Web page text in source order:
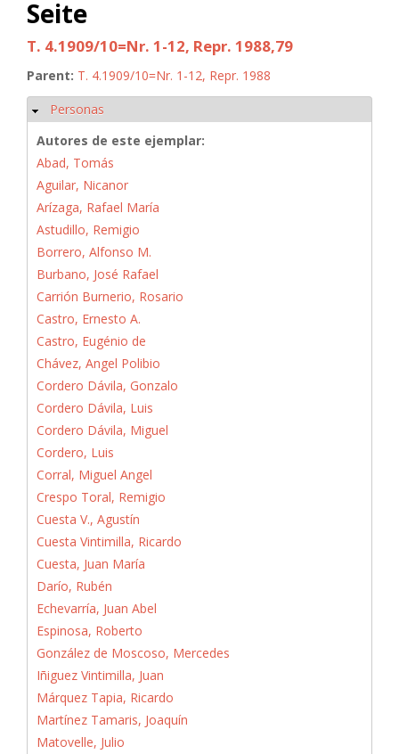
Seite
T. 4.1909/10=Nr. 1-12, Repr. 1988,79
Parent: T. 4.1909/10=Nr. 1-12, Repr. 1988
Ocultar
Personas
Autores de este ejemplar:
Abad, Tomás
Aguilar, Nicanor
Arízaga, Rafael María
Astudillo, Remigio
Borrero, Alfonso M.
Burbano, José Rafael
Carrión Burnerio, Rosario
Castro, Ernesto A.
Castro, Eugénio de
Chávez, Angel Polibio
Cordero Dávila, Gonzalo
Cordero Dávila, Luis
Cordero Dávila, Miguel
Cordero, Luis
Corral, Miguel Angel
Crespo Toral, Remigio
Cuesta V., Agustín
Cuesta Vintimilla, Ricardo
Cuesta, Juan María
Darío, Rubén
Echevarría, Juan Abel
Espinosa, Roberto
González de Moscoso, Mercedes
Iñiguez Vintimilla, Juan
Márquez Tapia, Ricardo
Martínez Tamaris, Joaquín
Matovelle, Julio